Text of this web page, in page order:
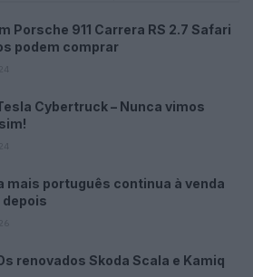
Porsche 911 Carrera RS 2.7 Safari
podem comprar
Cybertruck – Nunca vimos
mais português continua à venda
depois
renovados Skoda Scala e Kamiq